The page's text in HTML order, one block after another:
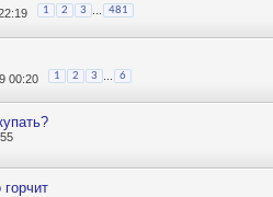
1 2 3 481
00:20 1 2 3 6